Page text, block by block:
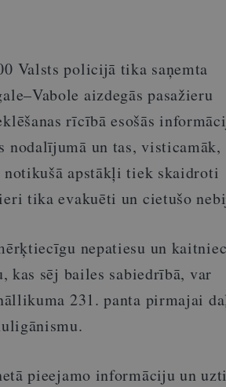
Valsts policijā tika saņemta
aizdegās pasažieru
rīcībā esošās
nodalījumā un tas, visticamāk,
apstākļi tiek skaidroti
tika evakuēti un cietušo
nepatiesu un
sēj bailes sabiedrībā, var
231. panta pirmajai
pieejamo informāciju un